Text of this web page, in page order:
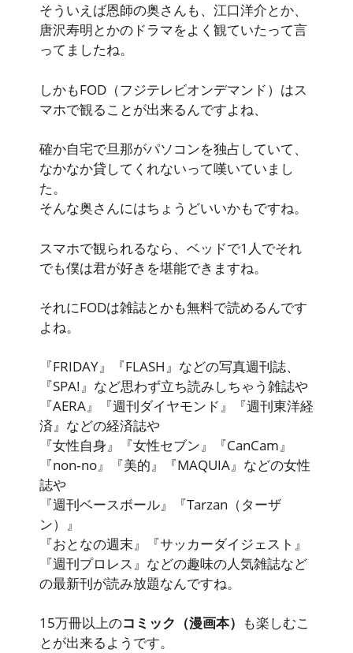
そういえば恩師の奥さんも、江口洋介とか、
唐沢寿明とかのドラマをよく観ていたって言
ってましたね。
しかもFOD（フジテレビオンデマンド）はス
マホで観ることが出来るんですよね、
確か自宅で旦那がパソコンを独占していて、
なかなか貸してくれないって嘆いていまし
た。
そんな奥さんにはちょうどいいかもですね。
スマホで観られるなら、ベッドで1人でそれ
でも僕は君が好きを堪能できますね。
それにFODは雑誌とかも無料で読めるんです
よね。
『FRIDAY』『FLASH』などの写真週刊誌、
『SPA!』など思わず立ち読みしちゃう雑誌や
『AERA』『週刊ダイヤモンド』『週刊東洋経
済』などの経済誌や
『女性自身』『女性セブン』『CanCam』
『non‐no』『美的』『MAQUIA』などの女性
誌や
『週刊ベースボール』『Tarzan（ターザ
ン）』
『おとなの週末』『サッカーダイジェスト』
『週刊プロレス』などの趣味の人気雑誌など
の最新刊が読み放題なんですね。
15万冊以上のコミック（漫画本） も楽しむこ
とが出来るようです。